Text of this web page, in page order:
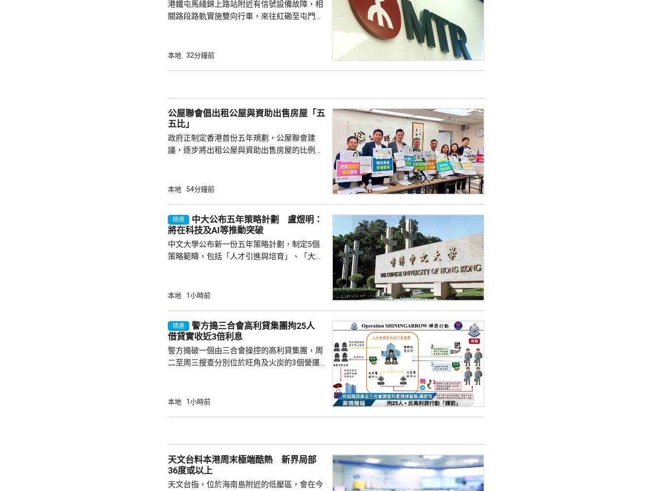
港鐵屯馬綫錦上路站附近有信號設備故障，相
關路段路軌實施雙向行車，來往紅磡至屯門站
間。
本地 32分鐘前
公屋聯會倡出租公屋與資助出售房屋「五
五比」
政府正制定香港首份五年規劃，公屋聯會建
議，逐步將出租公屋與資助出售房屋的比例，
出租公屋，亦可提高資助出售房屋的比例，而
規劃內，訂明會研究調整比例至「5比5」，並
制定落實時間表。 聯會又期望政府重推出售公
屋計劃，讓公屋居民可以向上流動，...
本地 54分鐘前
精選
中大公布五年策略計劃 盧煜明：
將在科技及AI等推動突破
中文大學公布新一份五年策略計劃，制定5個
策略範疇，包括「人才引進與培育」、「大學
明表示，中大五年策略計劃是中大發展的重大
勢，在生命健康科技、人工智能及量子科學等
推動突破，也積極參與國家科研任務。 中大五
年策略計劃歷經逾一年籌備，其中包括成...
本地 1小時前
精選
警方搗三合會高利貸集團拘25人
借貸實收近3倍利息
警方搗破一個由三合會操控的高利貸集團，周
二至周三搜查分別位於旺角及火炭的3個營運
年齡介乎13至69歲，大部份是有黑社會背景的
作掩護，以免入息審查作招徠，吸引市民借
貸，集團一年間向約2000人放...
本地 1小時前
天文台料本港周末極端酷熱 新界局部
36度或以上
天文台指，位於海南島附近的低壓區，會在今